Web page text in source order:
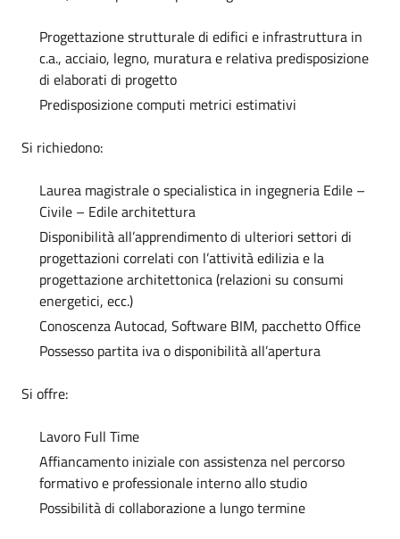
Progettazione strutturale di edifici e infrastruttura in
c.a., acciaio, legno, muratura e relativa predisposizione
di elaborati di progetto
Predisposizione computi metrici estimativi
Si richiedono:
Laurea magistrale o specialistica in ingegneria Edile –
Civile – Edile architettura
Disponibilità all’apprendimento di ulteriori settori di
progettazioni correlati con l’attività edilizia e la
progettazione architettonica (relazioni su consumi
energetici, ecc.)
Conoscenza Autocad, Software BIM, pacchetto Office
Possesso partita iva o disponibilità all’apertura
Si offre:
Lavoro Full Time
Affiancamento iniziale con assistenza nel percorso
formativo e professionale interno allo studio
Possibilità di collaborazione a lungo termine